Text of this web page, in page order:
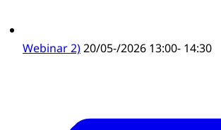
Webinar 2)20/05-/2026 13:00- 14:30